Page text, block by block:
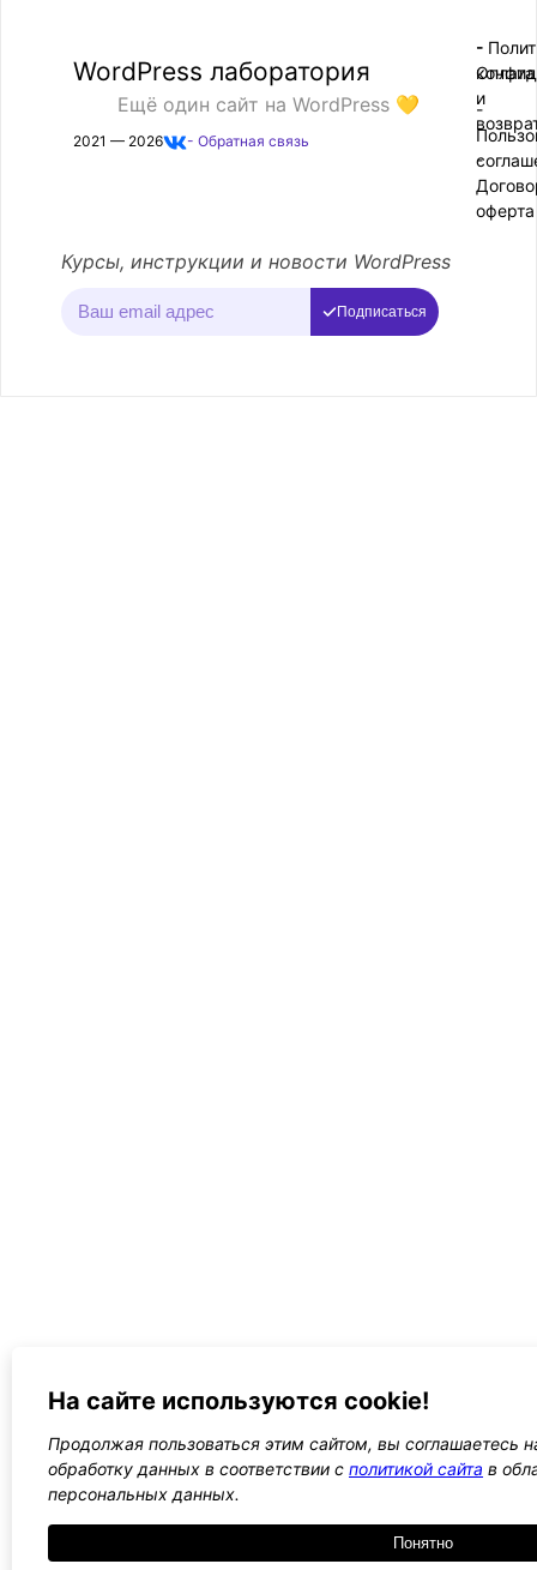
WordPress лаборатория
Ещё один сайт на WordPress 💛
2021 — 2026 - Обратная связь
-
-
-
Оплата
и
-
оферта
Курсы, инструкции и новости WordPress
Подписаться
На сайте используются cookie!
Продолжая пользоваться этим сайтом, вы соглашаетесь
обработку данных в соответствии с политикой сайта в
персональных данных.
Понятно